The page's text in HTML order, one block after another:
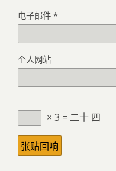
电子邮件 *
个人网站
× 3 = 二十 四